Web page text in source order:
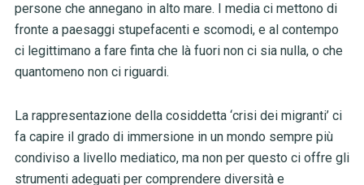
persone che annegano in alto mare. I media ci mettono di
fronte a paesaggi stupefacenti e scomodi, e al contempo
ci legittimano a fare finta che là fuori non ci sia nulla, o che
quantomeno non ci riguardi.
La rappresentazione della cosiddetta ‘crisi dei migranti’ ci
fa capire il grado di immersione in un mondo sempre più
condiviso a livello mediatico, ma non per questo ci offre gli
strumenti adeguati per comprendere diversità e